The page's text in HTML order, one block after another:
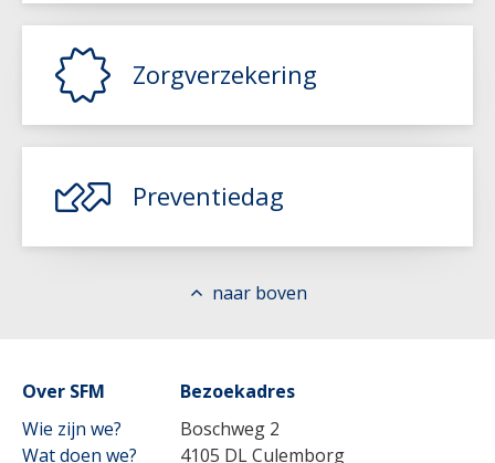
Lees meer
Zorgverzekering
Preventiedag
naar boven
Over SFM
Wie zijn we?
Wat doen we?
Bezoekadres
Boschweg 2
4105 DL Culemborg